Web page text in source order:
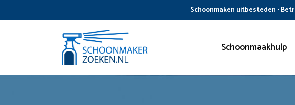
naar
Schoonmaken uitbesteden •
Schoonmaakhulp